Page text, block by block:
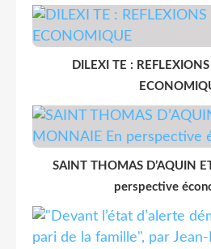
DILEXI TE : REFLEXIONS
SAINT THOMAS D’AQUIN
perspective